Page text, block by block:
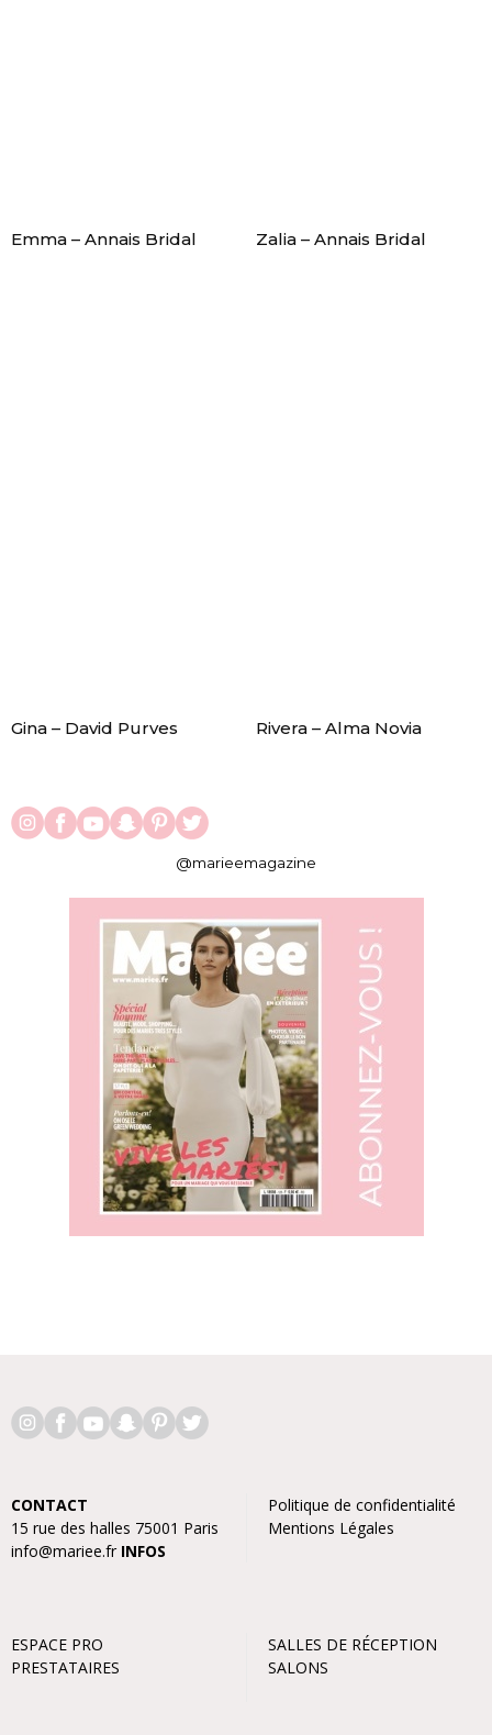
Emma – Annais Bridal Zalia – Annais Bridal
Gina – David Purves Rivera – Alma Novia
@marieemagazine
CONTACT
15 rue des halles 75001 Paris
info@mariee.fr INFOS
Politique de confidentialité
Mentions Légales
ESPACE PRO
PRESTATAIRES
SALLES DE RÉCEPTION
SALONS